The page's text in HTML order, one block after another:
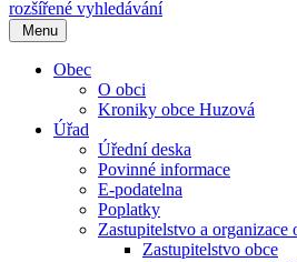
rozšířené vyhledávání
Menu
Obec
O obci
Kroniky obce Huzová
Úřad
Úřední deska
Povinné informace
E-podatelna
Poplatky
Zastupitelstvo a organizace
Zastupitelstvo obce